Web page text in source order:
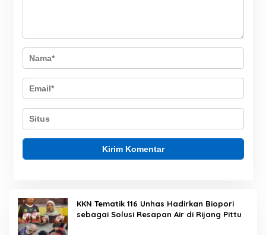
KKN Tematik 116 Unhas Hadirkan Biopori
sebagai Solusi Resapan Air di Rijang Pittu